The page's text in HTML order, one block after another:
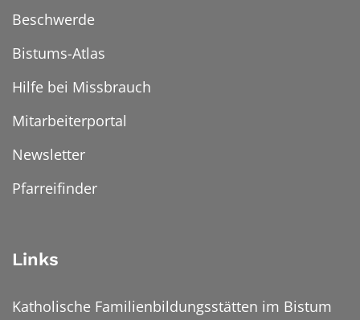
Beschwerde
Bistums-Atlas
Hilfe bei Missbrauch
Mitarbeiterportal
Newsletter
Pfarreifinder
Links
Katholische Familienbildungsstätten im Bistum